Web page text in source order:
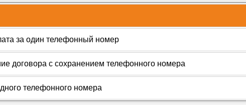
за один телефонный номер
договора с сохранением телефонного номера
телефонного номера